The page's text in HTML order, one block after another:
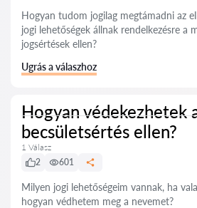
Hogyan tudom jogilag megtámadni az
jogi lehetőségek állnak rendelkezésre a
jogsértések ellen?
Ugrás a válaszhoz
Hogyan védekezhetek
becsületsértés ellen?
1 Válasz
2
601
Milyen jogi lehetőségeim vannak, ha
hogyan védhetem meg a nevemet?